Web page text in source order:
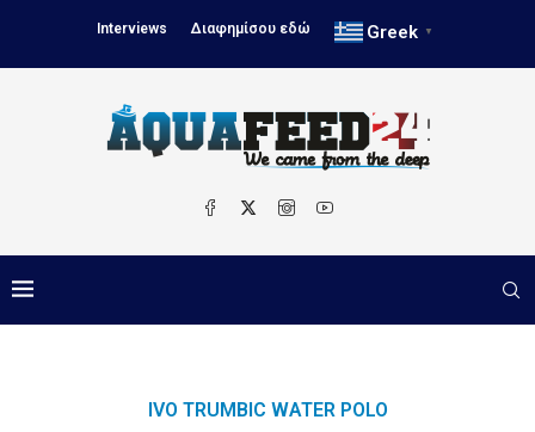
Interviews Διαφημίσου εδώ Greek ▼
IVO TRUMBIC WATER POLO